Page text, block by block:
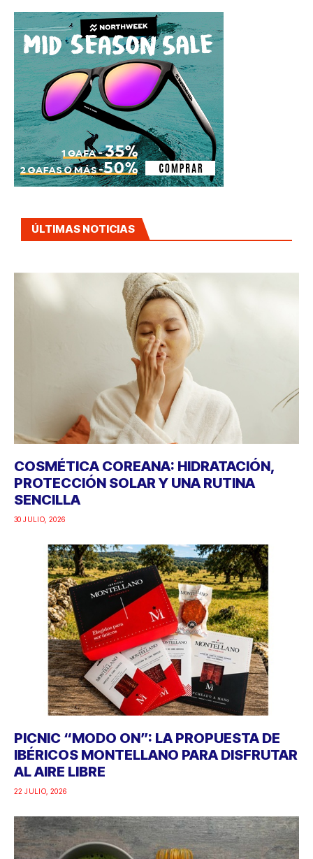
ÚLTIMAS NOTICIAS
COSMÉTICA COREANA: HIDRATACIÓN,
PROTECCIÓN SOLAR Y UNA RUTINA
SENCILLA
30 JULIO, 2026
PICNIC “MODO ON”: LA PROPUESTA DE
IBÉRICOS MONTELLANO PARA DISFRUTAR
AL AIRE LIBRE
22 JULIO, 2026